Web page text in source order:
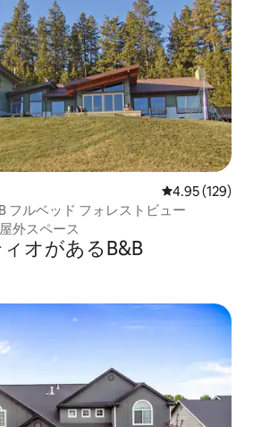
スです。
レビュー129
4.95 (129)
フルベッド フォレストビュー
屋外スペース
オがあるB&B